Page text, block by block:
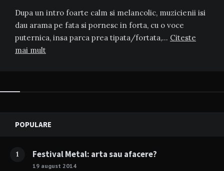
Dupa un intro foarte calm si melancolic, muzicienii isi
dau arama pe fata si pornesc in forta, cu o voce
puternica, insa parca prea tipata/fortata,… Citeste
mai mult
Widgets
POPULARE
1 Festival Metal: arta sau afacere?
19 august 2014